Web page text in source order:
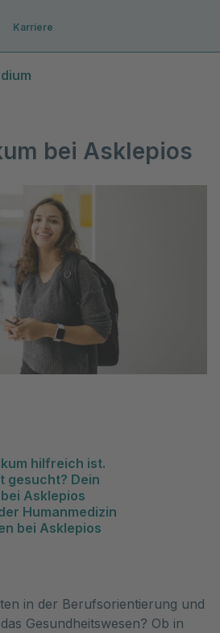
Zur Startseite
Karriere
bei Asklepios
hilfreich ist.
gesucht? Dein
Asklepios
Humanmedizin
bei Asklepios
in der Berufsorientierung und
Gesundheitswesen? Ob in